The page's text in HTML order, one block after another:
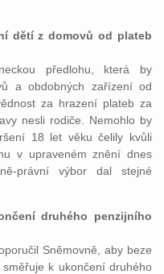
dětí z domovů od plateb
předlohu, která by
a obdobných zařízení od
za hrazení plateb za
nesli rodiče. Nemohlo by
18 let věku čelily kvůli
v upraveném znění dnes
právní výbor dal stejné
druhého penzijního
Sněmovně, aby beze
k ukončení druhého